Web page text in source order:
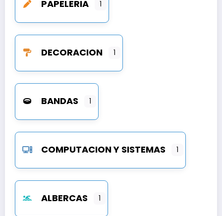
PAPELERIA 1
DECORACION 1
BANDAS 1
COMPUTACION Y SISTEMAS 1
ALBERCAS 1